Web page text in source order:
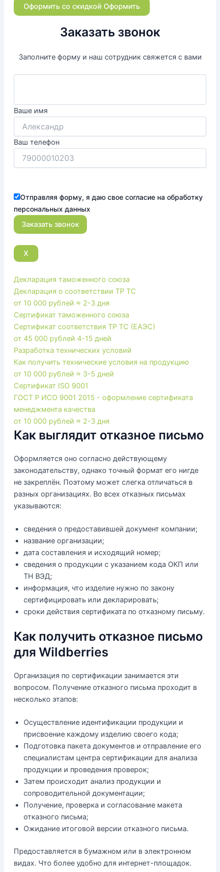
Оформить со скидкой Оформить
Заказать звонок
Заполните форму и наш сотрудник свяжется с вами
Ваше имя
Ваш телефон
Отправляя форму, я даю свое согласие на обработку
персональных данных
X
Декларация таможенного союза
Декларация о соответствии ТР ТС
от 10 000 рублей ≈ 2-3 дня
Сертификат таможенного союза
Сертификат соответствия ТР ТС (ЕАЭС)
от 45 000 рублей 4-15 дней
Разработка технических условий
Как получить технические условия на продукцию
от 10 000 рублей ≈ 3-5 дней
Сертификат ISO 9001
ГОСТ Р ИСО 9001 2015 - оформление сертификата
менеджмента качества
от 10 000 рублей ≈ 2-3 дня
Как выглядит отказное письмо
Оформляется оно согласно действующему
законодательству, однако точный формат его нигде
не закреплён. Поэтому может слегка отличаться в
разных организациях. Во всех отказных письмах
указываются:
сведения о предоставившей документ компании;
название организации;
дата составления и исходящий номер;
сведения о продукции с указанием кода ОКП или
ТН ВЭД;
информация, что изделие нужно по закону
сертифицировать или декларировать;
сроки действия сертификата по отказному письму.
Как получить отказное письмо
для Wildberries
Организация по сертификации занимается эти
вопросом. Получение отказного письма проходит в
несколько этапов:
Осуществление идентификации продукции и
присвоение каждому изделию своего кода;
Подготовка пакета документов и отправление его
специалистам центра сертификации для анализа
продукции и проведения проверок;
Затем происходит анализ продукции и
сопроводительной документации;
Получение, проверка и согласование макета
отказного письма;
Ожидание итоговой версии отказного письма.
Предоставляется в бумажном или в электронном
видах. Что более удобно для интернет-площадок.